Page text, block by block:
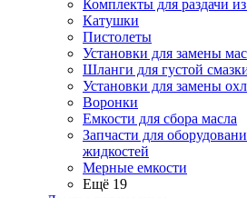
Комплекты для раздачи
Катушки
Пистолеты
Установки для замены
Шланги для густой
Установки для замены
Воронки
Емкости для сбора масла
Запчасти для
жидкостей
Мерные емкости
Ещё 19